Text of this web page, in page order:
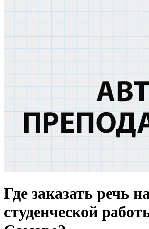
Где заказать речь
студенческой